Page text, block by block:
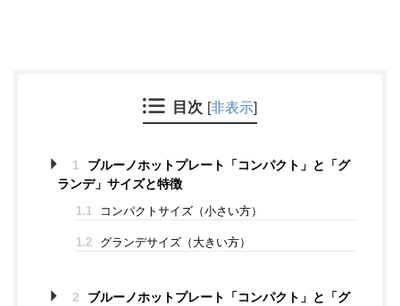
目次 [非表示]
1
ブルーノホットプレート「コンパクト」と「グ
ランデ」サイズと特徴
1.1 コンパクトサイズ（小さい方）
1.2 グランデサイズ（大きい方）
2
ブルーノホットプレート「コンパクト」と「グ